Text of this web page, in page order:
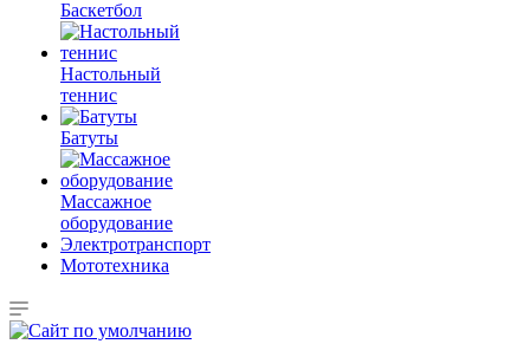
Баскетбол
Настольный
теннис
Батуты
Массажное
оборудование
Электротранспорт
Мототехника